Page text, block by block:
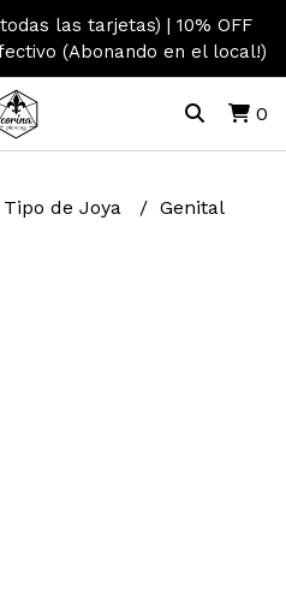
las tarjetas) | 10% OFF
(Abonando en el local!)
0
Tipo de Joya Genital